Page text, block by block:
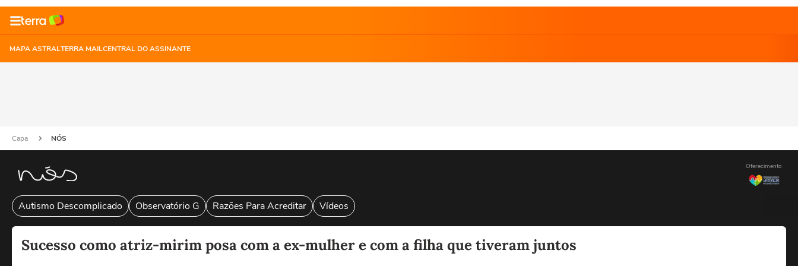
MAPA ASTRALTERRA MAILCENTRAL DO ASSINANTE
Capa NÓS
Oferecimento
Autismo Descomplicado Observatório G Razões Para Acreditar Vídeos
Sucesso como atriz-mirim posa com a ex-mulher e com a filha que tiveram juntos